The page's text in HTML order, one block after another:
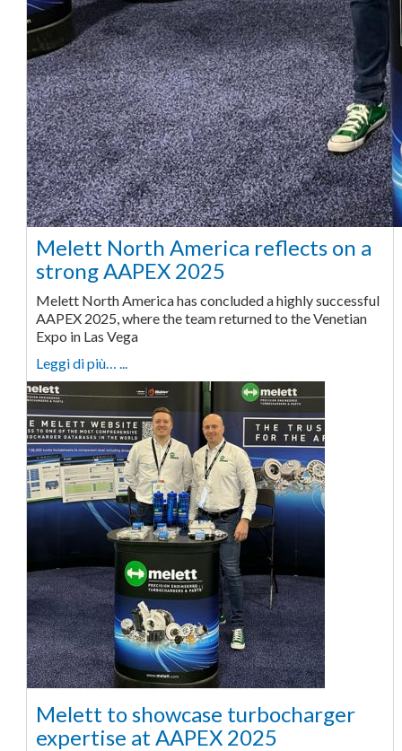
Melett North America reflects on a
strong AAPEX 2025
Melett North America has concluded a highly successful
AAPEX 2025, where the team returned to the Venetian
Expo in Las Vega
Leggi di più… ...
Melett to showcase turbocharger
expertise at AAPEX 2025